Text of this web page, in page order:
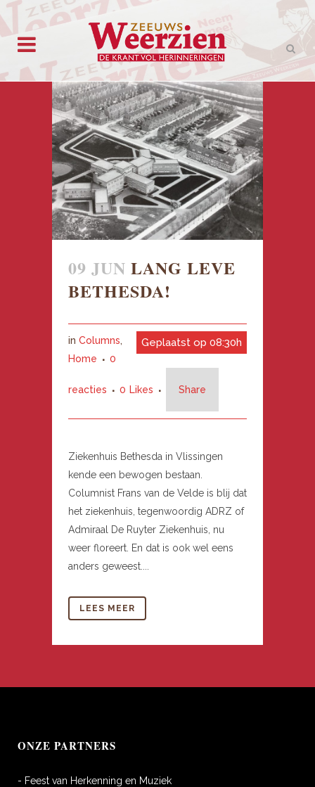
09 JUN LANG LEVE
BETHESDA!
Geplaatst op 08:30h
in Columns,
Home
0
reacties 0 Likes Share
Ziekenhuis Bethesda in Vlissingen
kende een bewogen bestaan.
Columnist Frans van de Velde is blij dat
het ziekenhuis, tegenwoordig ADRZ of
Admiraal De Ruyter Ziekenhuis, nu
weer floreert. En dat is ook wel eens
anders geweest....
LEES MEER
ONZE PARTNERS
- Feest van Herkenning en Muziek